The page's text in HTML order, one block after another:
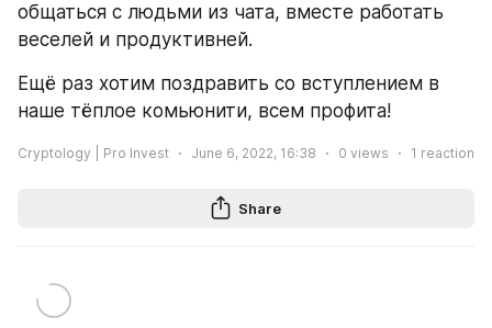
общаться с людьми из чата, вместе работать
веселей и продуктивней.
Ещё раз хотим поздравить со вступлением в
наше тёплое комьюнити, всем профита!
Cryptology | Pro Invest June 6, 2022, 16:38 0 views 1 reaction
Share